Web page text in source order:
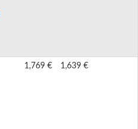
1,769 € 1,639 €